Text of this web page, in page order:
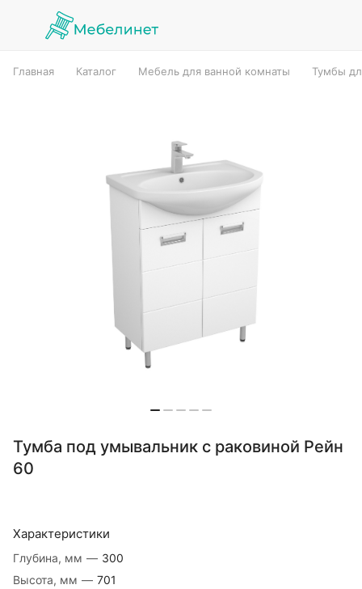
Главная Каталог Мебель для ванной комнаты Тумбы
Тумба под умывальник с раковиной Рейн
60
Характеристики
Глубина, мм — 300
Высота, мм — 701